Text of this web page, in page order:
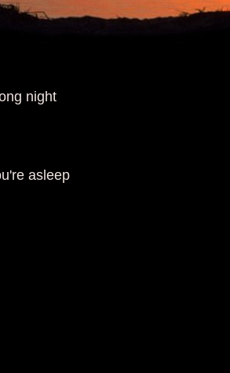
night
asleep